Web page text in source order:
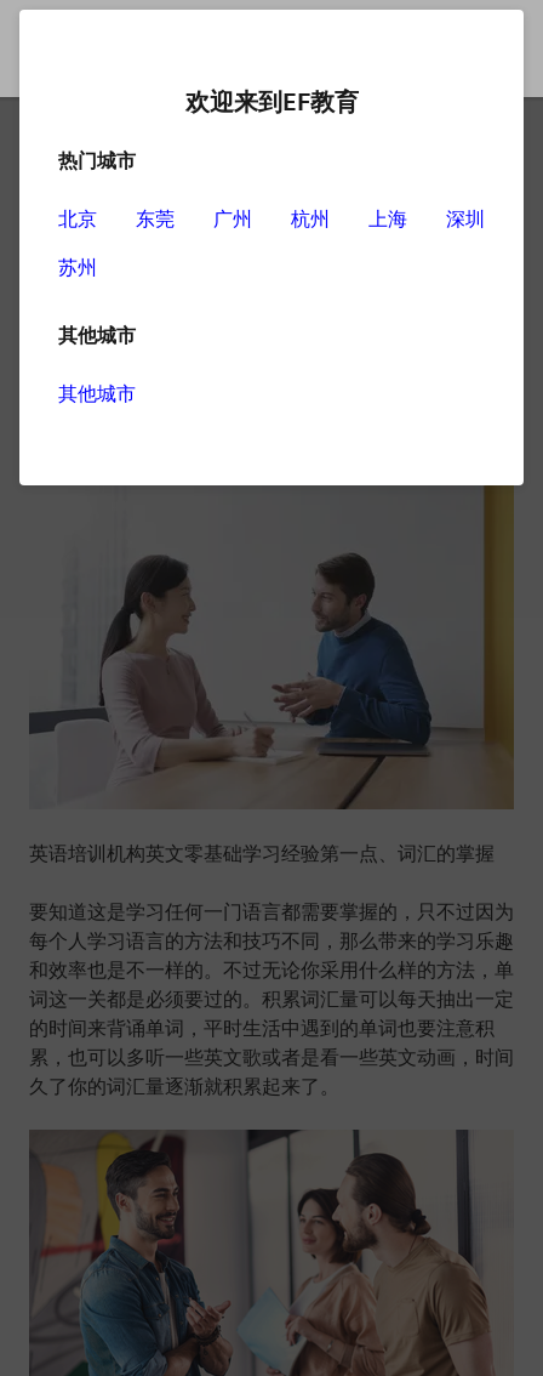
英语培训机构英文零基础学
习经验分享
英语，可能是在学校学过，后来进入职场之后就再也没有
用过了，现在又想重新拾起来。基本上也就是零基础学习
了，其实掌握英语也不难，主要是掌握一些科学有效的方
法。那么接下来是关于英语培训机构英文零基础学习经验
英语培训机构英文零基础学习经验第一点、词汇的掌握
要知道这是学习任何一门语言都需要掌握的，只不过因为
每个人学习语言的方法和技巧不同，那么带来的学习乐趣
和效率也是不一样的。不过无论你采用什么样的方法，单
词这一关都是必须要过的。积累词汇量可以每天抽出一定
的时间来背诵单词，平时生活中遇到的单词也要注意积
累，也可以多听一些英文歌或者是看一些英文动画，时间
久了你的词汇量逐渐就积累起来了。
欢迎来到EF教育
热门城市
北京 东莞 广州 杭州 上海
深圳
苏州
其他城市
其他城市